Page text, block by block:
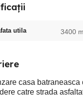
utila 3400 m
casa
catre strada